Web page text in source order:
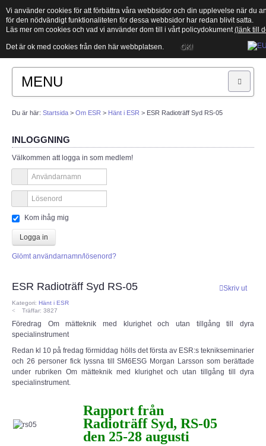
MENU
START
Vad är amatörradio?
Länksamling
PTS
ITU
CEPT
ECC
Provförrättning
PTS e-tjänst
Provfrågebank
Provfrågegruppen
Du är här: Startsida > Om ESR > Hänt i ESR > ESR Radioträff Syd RS-05
INLOGGNING
Välkommen att logga in som medlem!
Kom ihåg mig
Logga in
Glömt användarnamn/lösenord?
Skriv ut
ESR Radioträff Syd RS-05
Kategori: Hänt i ESR
Träffar: 3827
Föredrag Om mätteknik med klurighet och utan tillgång till dyra
specialinstrument
Redan kl 10 på fredag förmiddag hölls det första av ESR:s teknikseminarier
och 26 personer fick lyssna till SM6ESG Morgan Larsson som berättade
under rubriken Om mätteknik med klurighet och utan tillgång till dyra
specialinstrument.
Rapport från
Radioträff Syd, RS-05
den 25-28 augusti
Vi använder cookies för att förbättra våra webbsidor och din upplevelse när du
för den nödvändigt funktionaliteten för dessa webbsidor har redan blivit satta.
Läs mer om cookies och vad vi använder dom till i vårt policydokument(länk till
Det är ok med cookies från den här webbplatsen. OK!